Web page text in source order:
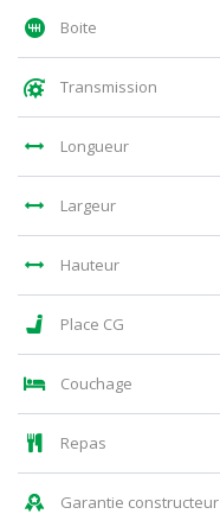
Boite
Transmission
Longueur
Largeur
Hauteur
Place CG
Couchage
Repas
Garantie constructeur